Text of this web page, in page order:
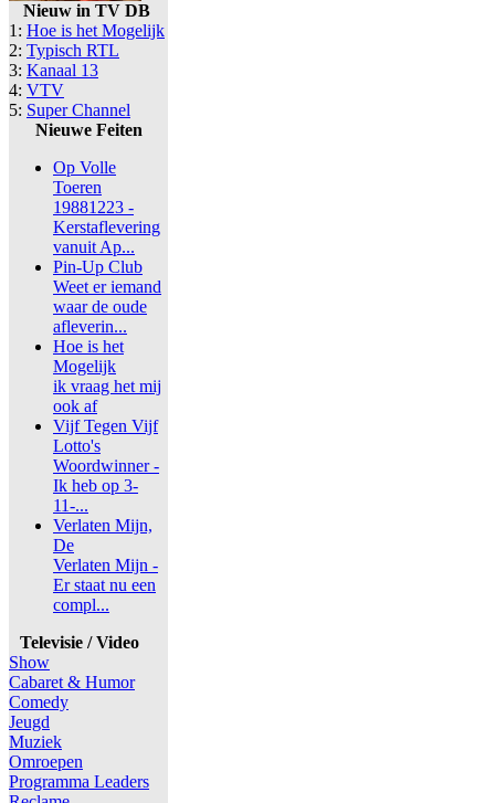
Nieuw in TV DB
1: Hoe is het Mogelijk
2: Typisch RTL
3: Kanaal 13
4: VTV
5: Super Channel
Nieuwe Feiten
Op Volle
Toeren
19881223 -
Kerstaflevering
vanuit Ap...
Pin-Up Club
Weet er iemand
waar de oude
afleverin...
Hoe is het
Mogelijk
ik vraag het mij
ook af
Vijf Tegen Vijf
Lotto's
Woordwinner -
Ik heb op 3-
11-...
Verlaten Mijn,
De
Verlaten Mijn -
Er staat nu een
compl...
Televisie / Video
Show
Cabaret & Humor
Comedy
Jeugd
Muziek
Omroepen
Programma Leaders